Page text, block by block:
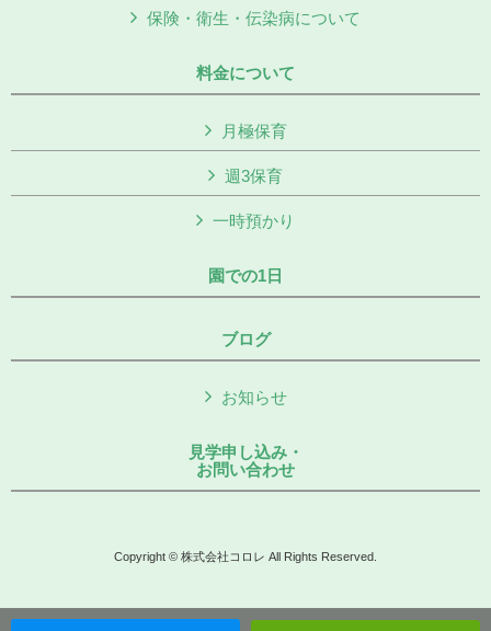
保険・衛生・伝染病について
料金について
月極保育
週3保育
一時預かり
園での1日
ブログ
お知らせ
見学申し込み・
お問い合わせ
Copyright © 株式会社コロレ All Rights Reserved.